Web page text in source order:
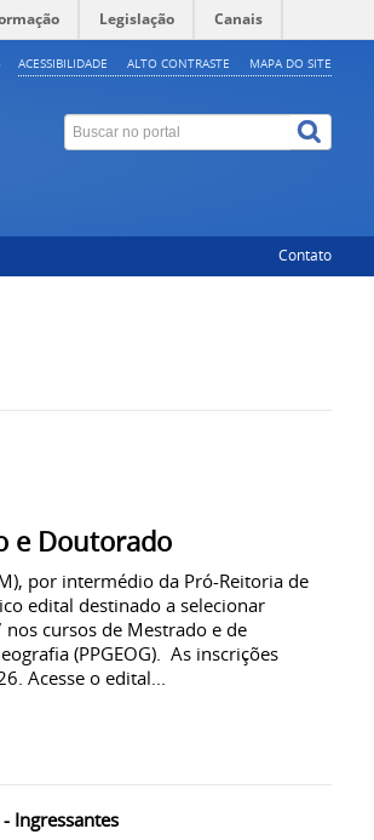
Legislação Canais
ACESSIBILIDADE ALTO CONTRASTE MAPA DO SITE
Contato
e Doutorado
por intermédio da Pró-Reitoria de
edital destinado a selecionar
cursos de Mestrado e de
(PPGEOG). As inscrições
Acesse o edital...
Ingressantes